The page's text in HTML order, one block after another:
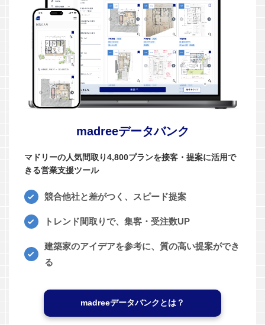
madreeデータバンク
マドリーの人気間取り4,800プランを接客・提案に活用で
きる営業支援ツール
競合他社と差がつく、スピード提案
トレンド間取りで、集客・受注数UP
建築家のアイデアを参考に、質の高い提案ができ
る
madreeデータバンクとは？